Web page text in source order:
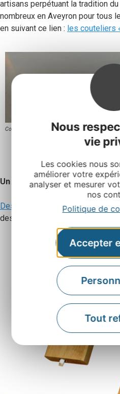
Nous
vie
Les cookies nous
améliorer votre
analyser et mesurer
nos
Politique de
Accepter
Tout
artisans perpétuant la tradition
nombreux en Aveyron pour tous
en suivant ce lien : les couteliers
Couteau D’Albrac
Un objet en bois
Design Vallée
vous propose des
design.